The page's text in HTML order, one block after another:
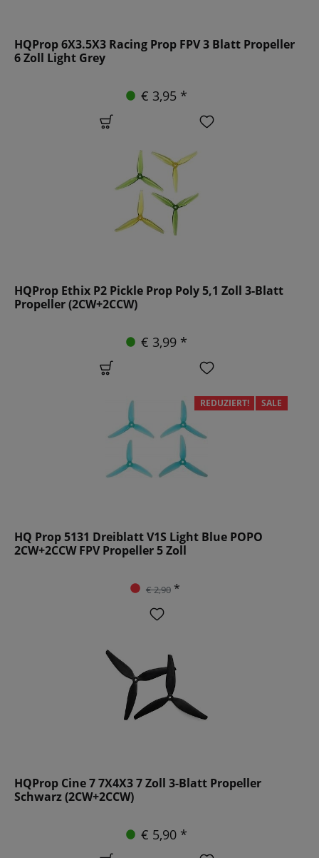
HQProp 6X3.5X3 Racing Prop FPV 3 Blatt Propeller
6 Zoll Light Grey
€ 3,95 *
HQProp Ethix P2 Pickle Prop Poly 5,1 Zoll 3-Blatt
Propeller (2CW+2CCW)
€ 3,99 *
REDUZIERT! SALE
HQ Prop 5131 Dreiblatt V1S Light Blue POPO
2CW+2CCW FPV Propeller 5 Zoll
€ 2,90*
HQProp Cine 7 7X4X3 7 Zoll 3-Blatt Propeller
Schwarz (2CW+2CCW)
€ 5,90 *